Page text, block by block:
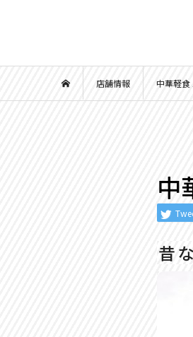
店舗情報 中華軽食
中
昔